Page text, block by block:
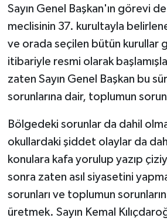
Sayın Genel Başkan'ın görevi
meclisinin 37. kurultayla
ve orada seçilen bütün kurullar
itibariyle resmi olarak
zaten Sayın Genel Başkan bu
sorunlarına dair, toplumun
Bölgedeki sorunlar da dahil
okullardaki şiddet olaylar da
konulara kafa yorulup yazıp
sonra zaten asıl siyasetini
sorunları ve toplumun
üretmek. Sayın Kemal